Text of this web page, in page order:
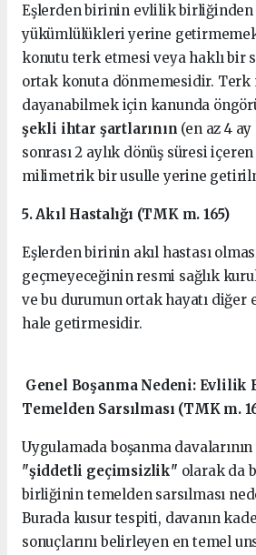
Eşlerden birinin evlilik birliğinden
yükümlülükleri yerine
konutu terk etmesi veya haklı bir
ortak konuta dönmemesidir. Terk
dayanabilmek için kanunda
şekli ihtar şartlarının (en az 4
sonrası 2 aylık dönüş süresi
milimetrik bir usulle yerine
5. Akıl Hastalığı (TMK m. 165)
Eşlerden birinin akıl hastası
geçmeyeceğinin resmi sağlık
ve bu durumun ortak hayatı diğer
hale getirmesidir.
Genel Boşanma Nedeni:
Temelden Sarsılması (TMK m.
Uygulamada boşanma
"şiddetli geçimsizlik" olarak da
birliğinin temelden sarsılması
Burada kusur tespiti, davanın
sonuçlarını belirleyen en temel